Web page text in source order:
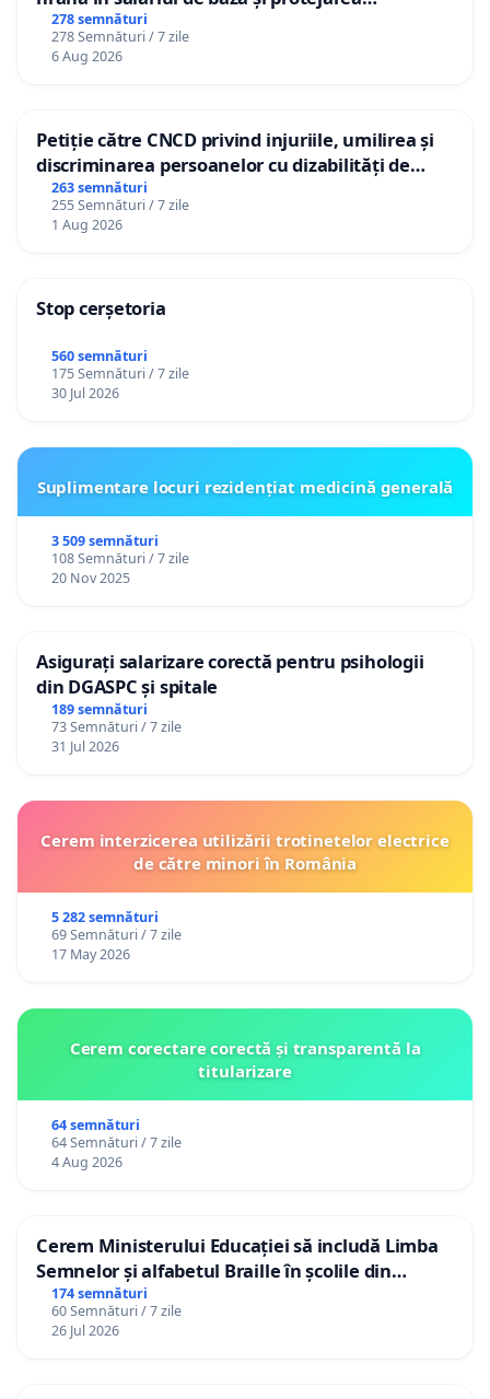
gradațiilor de vechime pentru asistenții
personali
278 semnături
278 Semnături / 7 zile
6 Aug 2026
Petiție către CNCD privind injuriile, umilirea și
discriminarea persoanelor cu dizabilități de
către utilizatorul TikTok „Gorici”
263 semnături
255 Semnături / 7 zile
1 Aug 2026
Stop cerșetoria
560 semnături
175 Semnături / 7 zile
30 Jul 2026
Suplimentare locuri rezidențiat medicină generală
3 509 semnături
108 Semnături / 7 zile
20 Nov 2025
Asigurați salarizare corectă pentru psihologii
din DGASPC și spitale
189 semnături
73 Semnături / 7 zile
31 Jul 2026
Cerem interzicerea utilizării trotinetelor electrice
de către minori în România
5 282 semnături
69 Semnături / 7 zile
17 May 2026
Cerem corectare corectă și transparentă la
titularizare
64 semnături
64 Semnături / 7 zile
4 Aug 2026
Cerem Ministerului Educației să includă Limba
Semnelor și alfabetul Braille în școlile din
Republica Moldova!
174 semnături
60 Semnături / 7 zile
26 Jul 2026